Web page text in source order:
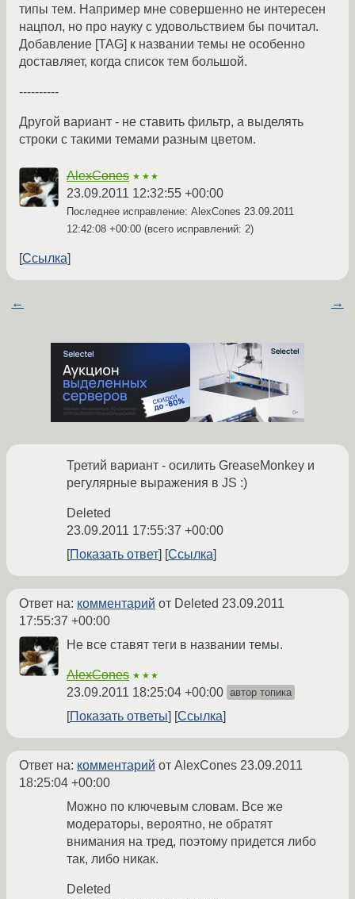
типы тем. Например мне совершенно не интересен
нацпол, но про науку с удовольствием бы почитал.
Добавление [TAG] к названии темы не особенно
доставляет, когда список тем большой.
----------
Другой вариант - не ставить фильтр, а выделять
строки с такими темами разным цветом.
AlexCones ★★★
23.09.2011 12:32:55 +00:00
Последнее исправление: AlexCones 23.09.2011
12:42:08 +00:00 (всего исправлений: 2)
Ссылка
← →
Третий вариант - осилить GreaseMonkey и
регулярные выражения в JS :)
Deleted
23.09.2011 17:55:37 +00:00
Показать ответ
Ссылка
Ответ на: комментарий от Deleted 23.09.2011
17:55:37 +00:00
Не все ставят теги в названии темы.
AlexCones ★★★
23.09.2011 18:25:04 +00:00 автор топика
Показать ответы Ссылка
Ответ на: комментарий от AlexCones 23.09.2011
18:25:04 +00:00
Можно по ключевым словам. Все же
модераторы, вероятно, не обратят
внимания на тред, поэтому придется либо
так, либо никак.
Deleted